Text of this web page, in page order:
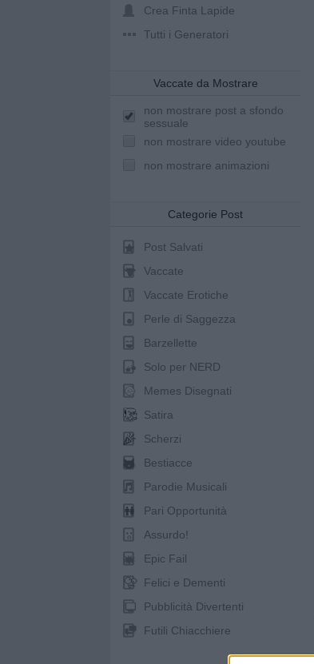
Crea Finta Lapide
Tutti i Generatori
Vaccate da Mostrare
non mostrare post a sfondo
sessuale
non mostrare video youtube
non mostrare animazioni
Categorie Post
Post Salvati
Vaccate
Vaccate Erotiche
Perle di Saggezza
Barzellette
Solo per NERD
Memes Disegnati
Satira
Scherzi
Bestiacce
Parodie Musicali
Pari Opportunità
Assurdo!
Epic Fail
Felici e Dementi
Pubblicità Divertenti
Futili Chiacchiere